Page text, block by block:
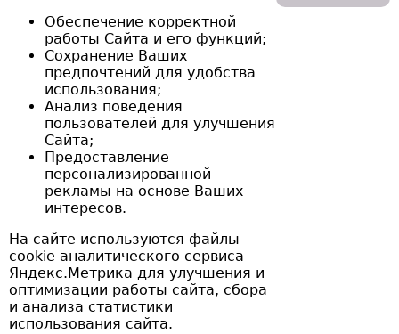
Обеспечение корректной
работы Сайта и его функций;
Сохранение Ваших
предпочтений для удобства
использования;
Анализ поведения
пользователей для улучшения
Сайта;
Предоставление
персонализированной
рекламы на основе Ваших
интересов.
На сайте используются файлы
cookie аналитического сервиса
Яндекс.Метрика для улучшения и
оптимизации работы сайта, сбора
и анализа статистики
использования сайта.